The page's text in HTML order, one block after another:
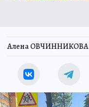
Алена ОВЧИННИКОВА